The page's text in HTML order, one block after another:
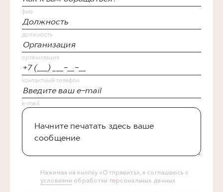
фио
должность
организация
контактный телефон
e-mail
Нажимая на кнопку «Отправить», я соглашаюсь с
условиями обработки персональных данных